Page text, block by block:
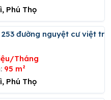
Phú Thọ
Tháng
95 m²
Phú Thọ